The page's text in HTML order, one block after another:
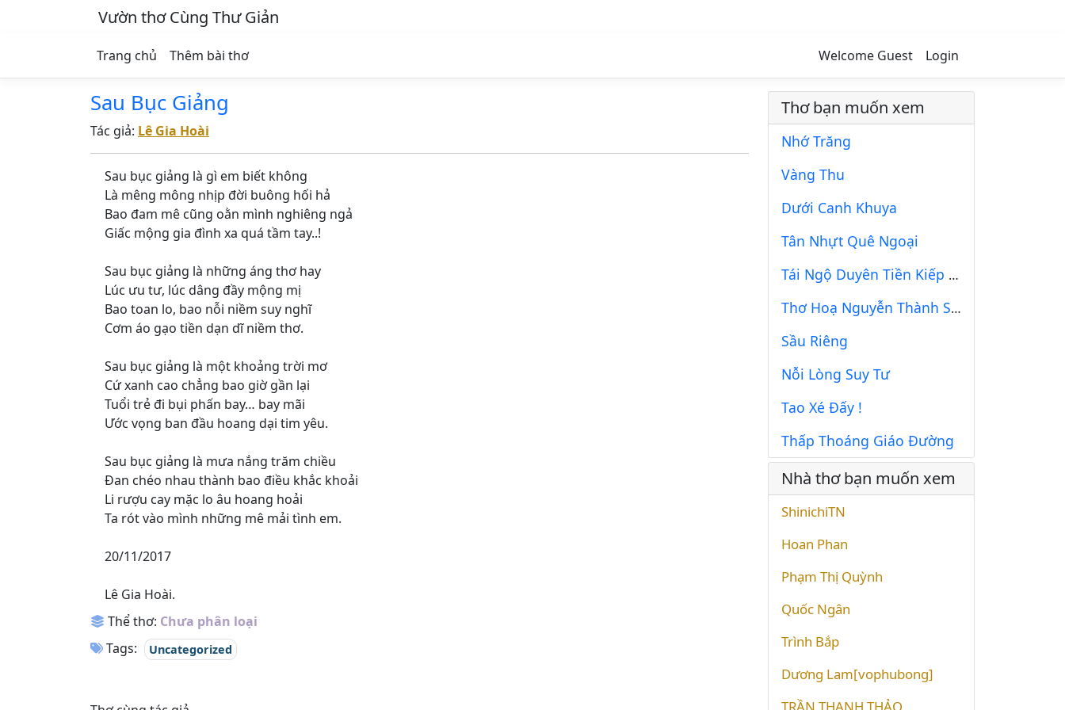
Vườn thơ Cùng Thư Giản
Trang chủ Thêm bài thơ Welcome Guest Login
Sau Bục Giảng
Tác giả: Lê Gia Hoài
Sau bục giảng là gì em biết không
Là mêng mông nhịp đời buông hối hả
Bao đam mê cũng oằn mình nghiêng ngả
Giấc mộng gia đình xa quá tầm tay..!
Sau bục giảng là những áng thơ hay
Lúc ưu tư, lúc dâng đầy mộng mị
Bao toan lo, bao nỗi niềm suy nghĩ
Cơm áo gạo tiền dạn dĩ niềm thơ.
Sau bục giảng là một khoảng trời mơ
Cứ xanh cao chẳng bao giờ gần lại
Tuổi trẻ đi bụi phấn bay… bay mãi
Ước vọng ban đầu hoang dại tim yêu.
Sau bục giảng là mưa nắng trăm chiều
Đan chéo nhau thành bao điều khắc khoải
Li rượu cay mặc lo âu hoang hoải
Ta rót vào mình những mê mải tình em.
20/11/2017
Lê Gia Hoài.
Thể thơ: Chưa phân loại
Tags:
Uncategorized
Thơ bạn muốn xem
Nhớ Trăng
Vàng Thu
Dưới Canh Khuya
Tân Nhựt Quê Ngoại
Tái Ngộ Duyên Tiền Kiếp (21).
Thơ Hoạ Nguyễn Thành Sáng & Tam Muội (1014)
Sầu Riêng
Nỗi Lòng Suy Tư
Tao Xé Đấy !
Thấp Thoáng Giáo Đường
Nhà thơ bạn muốn xem
ShinichiTN
Hoan Phan
Phạm Thị Quỳnh
Quốc Ngân
Trình Bắp
Dương Lam[vophubong]